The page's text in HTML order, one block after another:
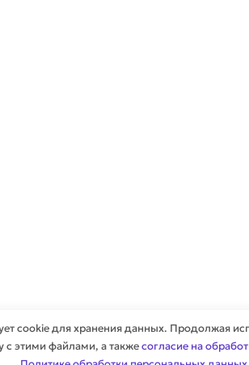
cookie для хранения данных. Продолжая
с этими файлами, а такжесогласие на